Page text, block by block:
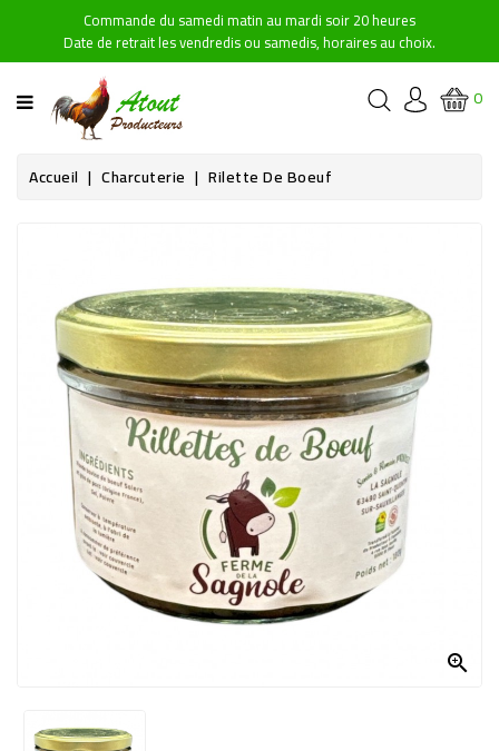
Commande du samedi matin au mardi soir 20 heures
Date de retrait les vendredis ou samedis, horaires au choix.
CATÉGORIE
ACCUEIL
PRODUITS
CONTACTEZ-
NOUS
0
Accueil Charcuterie Rilette De Boeuf
